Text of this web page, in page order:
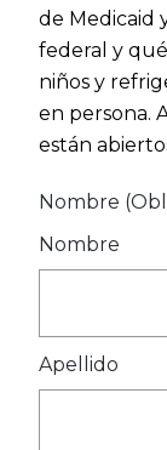
de Medicaid
federal y
niños y
en persona.
están
Nombre
Nombre
Apellido